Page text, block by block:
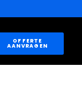
OFFERTE
AANVRAGEN